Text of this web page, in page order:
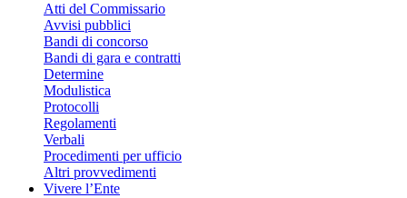
Atti del Commissario
Avvisi pubblici
Bandi di concorso
Bandi di gara e contratti
Determine
Modulistica
Protocolli
Regolamenti
Verbali
Procedimenti per ufficio
Altri provvedimenti
Vivere l’Ente